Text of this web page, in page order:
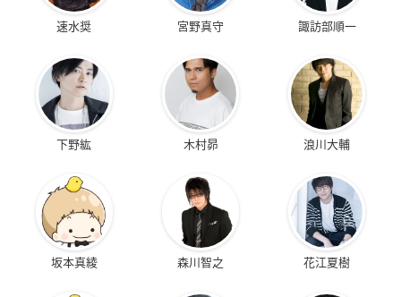
速水奨 宮野真守 諏訪部順一
下野紘 木村昴 浪川大輔
坂本真綾 森川智之 花江夏樹